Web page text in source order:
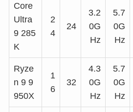
Core
Ultra
9 285
K
2
4
24
3.2
0G
Hz
5.7
0G
Hz
Ryze
n 9 9
950X
1
6
32
4.3
0G
Hz
5.7
0G
Hz